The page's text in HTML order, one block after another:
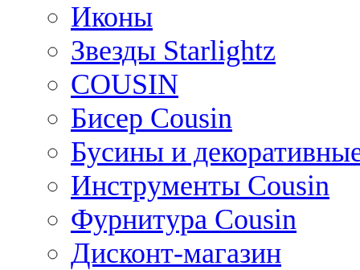
Иконы
Звезды Starlightz
COUSIN
Бисер Cousin
Бусины и
Инструменты Cousin
Фурнитура Cousin
Дисконт-магазин